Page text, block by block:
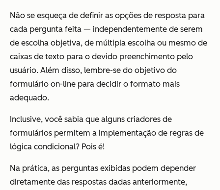
Não se esqueça de definir as opções de resposta para
cada pergunta feita — independentemente de serem
de escolha objetiva, de múltipla escolha ou mesmo de
caixas de texto para o devido preenchimento pelo
usuário. Além disso, lembre-se do objetivo do
formulário on-line para decidir o formato mais
adequado.
Inclusive, você sabia que alguns criadores de
formulários permitem a implementação de regras de
lógica condicional? Pois é!
Na prática, as perguntas exibidas podem depender
diretamente das respostas dadas anteriormente,